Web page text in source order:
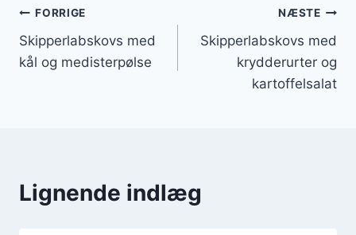
Indlægsnavigation
FORRIGE
Skipperlabskovs med
kål og medisterpølse
NÆSTE
Skipperlabskovs med
krydderurter og
kartoffelsalat
Lignende indlæg